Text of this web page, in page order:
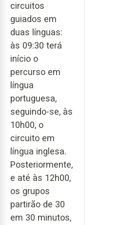
circuitos
guiados em
duas línguas:
às 09:30 terá
início o
percurso em
língua
portuguesa,
seguindo-se, às
10h00, o
circuito em
língua inglesa.
Posteriormente,
e até às 12h00,
os grupos
partirão de 30
em 30 minutos,